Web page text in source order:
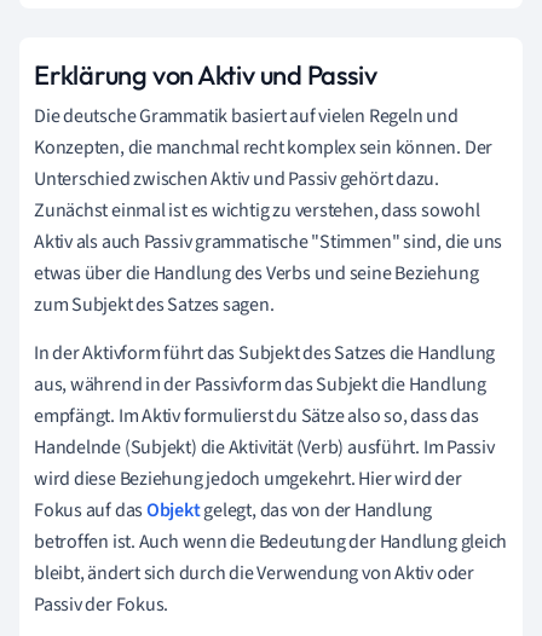
Erklärung von Aktiv und Passiv
Die deutsche Grammatik basiert auf vielen Regeln und
Konzepten, die manchmal recht komplex sein können. Der
Unterschied zwischen Aktiv und Passiv gehört dazu.
Zunächst einmal ist es wichtig zu verstehen, dass sowohl
Aktiv als auch Passiv grammatische "Stimmen" sind, die uns
etwas über die Handlung des Verbs und seine Beziehung
zum Subjekt des Satzes sagen.
In der Aktivform führt das Subjekt des Satzes die Handlung
aus, während in der Passivform das Subjekt die Handlung
empfängt. Im Aktiv formulierst du Sätze also so, dass das
Handelnde (Subjekt) die Aktivität (Verb) ausführt. Im Passiv
wird diese Beziehung jedoch umgekehrt. Hier wird der
Fokus auf dasObjektgelegt, das von der Handlung
betroffen ist. Auch wenn die Bedeutung der Handlung gleich
bleibt, ändert sich durch die Verwendung von Aktiv oder
Passiv der Fokus.